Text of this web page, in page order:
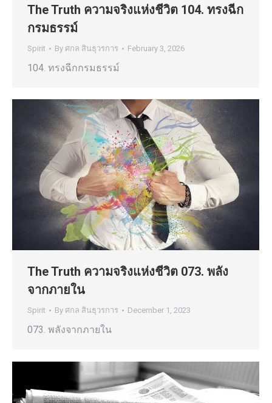
The Truth ความจริงแห่งชีวิต 104. ทรงฉีก
กรมธรรม์
Spirit By ศกล สินธุวรการ February 3, 2026
104. ทรงฉีกกรมธรรม์
The Truth ความจริงแห่งชีวิต 073. พลัง
จากภายใน
Spirit By ศกล สินธุวรการ December 1, 2023
073. พลังจากภายใน